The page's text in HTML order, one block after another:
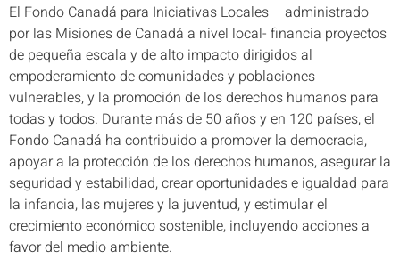
El Fondo Canadá para Iniciativas Locales – administrado
por las Misiones de Canadá a nivel local- financia proyectos
de pequeña escala y de alto impacto dirigidos al
empoderamiento de comunidades y poblaciones
vulnerables, y la promoción de los derechos humanos para
todas y todos. Durante más de 50 años y en 120 países, el
Fondo Canadá ha contribuido a promover la democracia,
apoyar a la protección de los derechos humanos, asegurar la
seguridad y estabilidad, crear oportunidades e igualdad para
la infancia, las mujeres y la juventud, y estimular el
crecimiento económico sostenible, incluyendo acciones a
favor del medio ambiente.